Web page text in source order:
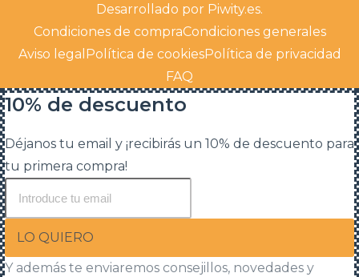
Desarrollado por Piwity.es.
Condiciones de compraCondiciones generales
Aviso legal Política de cookiesPolítica de privacidad
FAQ
10% de descuento
Déjanos tu email y ¡recibirás un 10% de descuento para
tu primera compra!
LO QUIERO
Y además te enviaremos consejillos, novedades y